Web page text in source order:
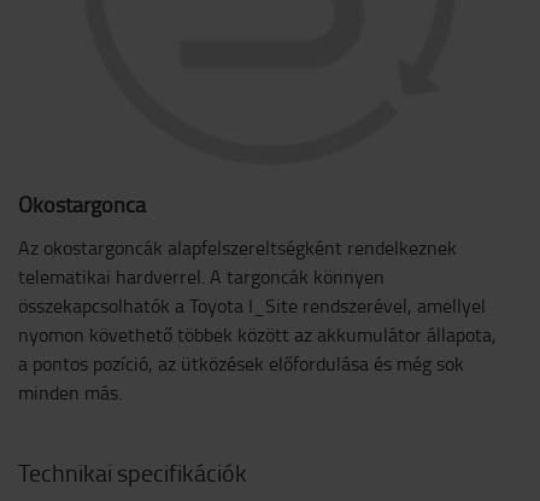
Okostargonca
Az okostargoncák alapfelszereltségként rendelkeznek
telematikai hardverrel. A targoncák könnyen
összekapcsolhatók a Toyota I_Site rendszerével, amellyel
nyomon követhető többek között az akkumulátor állapota,
a pontos pozíció, az ütközések előfordulása és még sok
minden más.
Technikai specifikációk